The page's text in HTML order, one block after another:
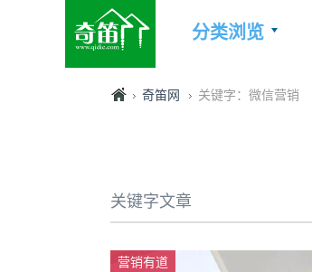
分类浏览
奇笛网 关键字：微信营销
关键字文章
营销有道